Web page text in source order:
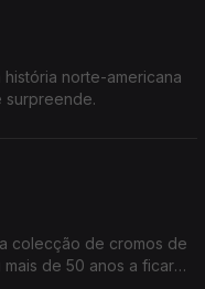
história norte-americana
surpreende.
colecção de cromos de
de 50 anos a ficar